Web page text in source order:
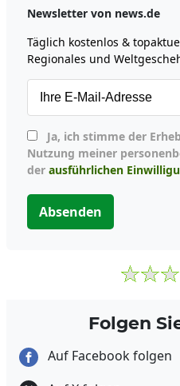
Newsletter von news.de
Täglich kostenlos &
Regionales und
Nutzung meiner
der ausführlichen
Absenden
Folgen
Auf Facebook folgen